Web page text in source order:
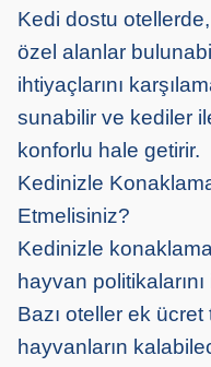
Kedi dostu
özel alanlar
ihtiyaçlarını
sunabilir ve kediler
konforlu hale getirir.
Kedinizle
Etmelisiniz?
Kedinizle
hayvan
Bazı oteller ek
hayvanların